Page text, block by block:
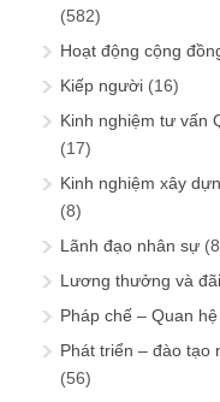
(582)
Hoạt động cộng
Kiếp người (16)
Kinh nghiệm tư vấn
(17)
Kinh nghiệm xây
(8)
Lãnh đạo nhân sự
Lương thưởng và
Pháp chế – Quan
Phát triển – đào tạo
(56)